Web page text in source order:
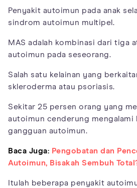
Penyakit autoimun pada anak
sindrom autoimun multipel.
MAS adalah kombinasi dari tiga
autoimun pada seseorang.
Salah satu kelainan yang
skleroderma atau psoriasis.
Sekitar 25 persen orang yang
autoimun cenderung mengalami
gangguan autoimun.
Baca Juga: Pengobatan dan
Autoimun, Bisakah Sembuh
Itulah beberapa penyakit